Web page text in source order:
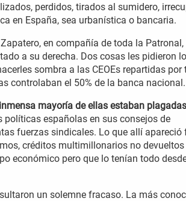
perdidos, tirados al sumidero,
en España, sea urbanística o bancaria.
en compañía de toda la Patronal,
a su derecha. Dos cosas les pidieron
sombra a las CEOEs repartidas por
controlaban el 50% de la banca nacional.
mayoría de ellas estaban
españolas en sus consejos de
fuerzas sindicales. Lo que allí apareció
créditos multimillonarios no
económico pero que lo tenían todo
un solemne fracaso. La más